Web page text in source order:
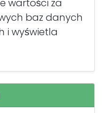
wartości za
baz danych
i wyświetla